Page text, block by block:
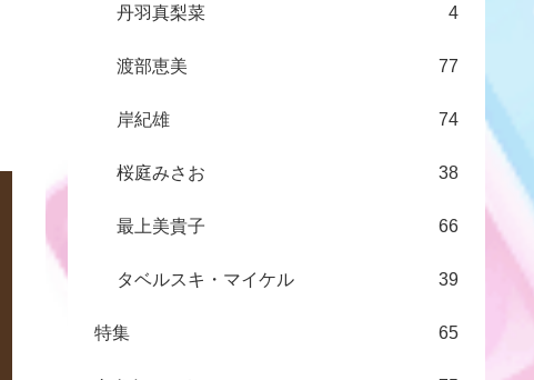
丹羽真梨菜 4
渡部恵美 77
岸紀雄 74
桜庭みさお 38
最上美貴子 66
タベルスキ・マイケル 39
特集 65